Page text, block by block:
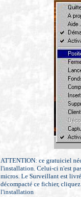
ATTENTION: ce gratuiciel
l'installation. Celui-ci n'est
micros. Le Surveillant est
décompacté ce fichier,
l'installation